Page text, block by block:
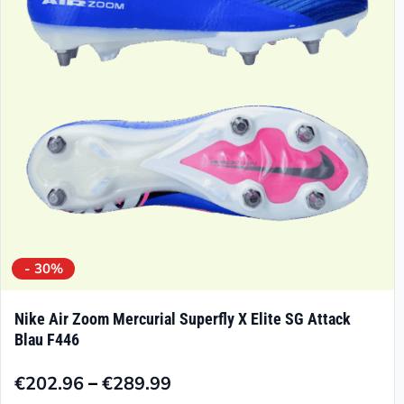
können
Produktseite
gewählt
werden
- 30%
Nike Air Zoom Mercurial Superfly X Elite SG Attack
Blau F446
€202.96–€289.99
Preisspanne: